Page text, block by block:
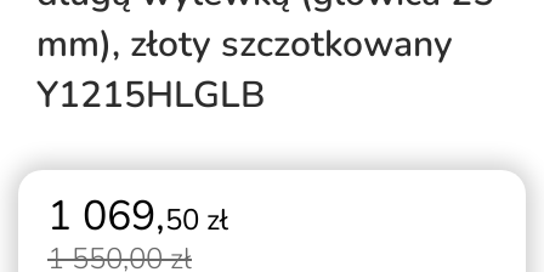
mm), złoty szczotkowany
Y1215HLGLB
1 069,50 zł
1 550,00 zł